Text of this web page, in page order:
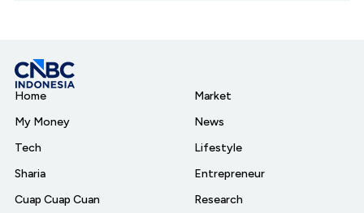
Home
My Money
Tech
Sharia
Cuap Cuap Cuan
Market
News
Lifestyle
Entrepreneur
Research